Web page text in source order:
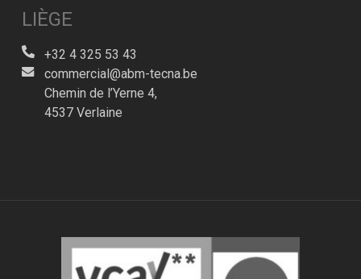
LIÈGE
+32 4 325 53 43
commercial@abm-tecna.be
Chemin de l’Yerne 4,
4537 Verlaine